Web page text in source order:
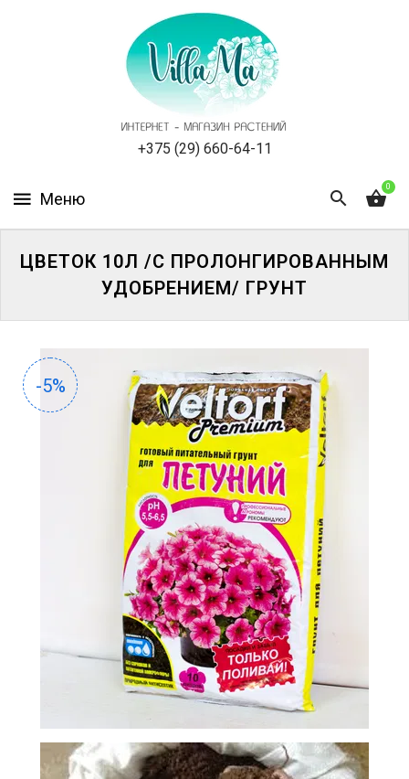
+375 (29) 660-64-11
0
НОВОСТИ,
АКЦИИ
ОТЗЫВЫ
ОДНОЛЕТНИЕ
ЦВЕТОК 10Л /С ПРОЛОНГИРОВАННЫМ
УДОБРЕНИЕМ/ ГРУНТ
-5%